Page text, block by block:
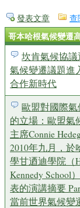
發表文章 查
哥本哈根氣候變遷
坎肯氣候協議
氣候變遷議題進
合作新時代
歐盟對國際
的立場：歐盟氣
主席Connie
2010年九月，於
學甘迺迪學院（
Kennedy School
表的演講摘要
當前世界氣候變